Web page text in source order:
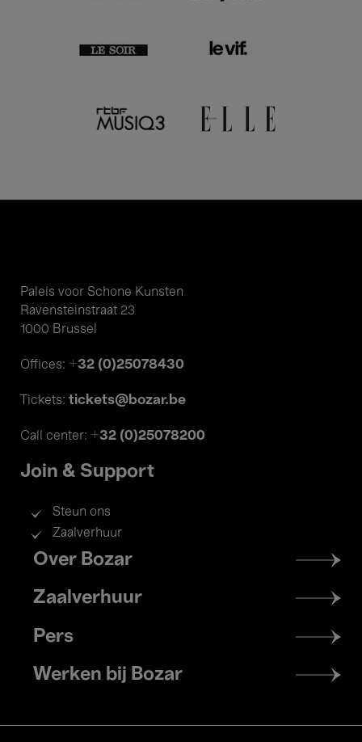
Paleis voor Schone Kunsten
Ravensteinstraat 23
1000 Brussel
Offices: +32 (0)25078430
Tickets: tickets@bozar.be
Call center: +32 (0)25078200
Join & Support
Steun ons
Zaalverhuur
Footer
menu
Over Bozar
Zaalverhuur
Pers
Werken bij Bozar